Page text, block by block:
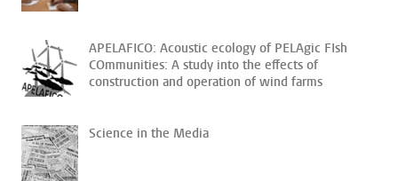
APELAFICO: Acoustic ecology of PELAgic FIsh
COmmunities: A study into the effects of
construction and operation of wind farms
Science in the Media